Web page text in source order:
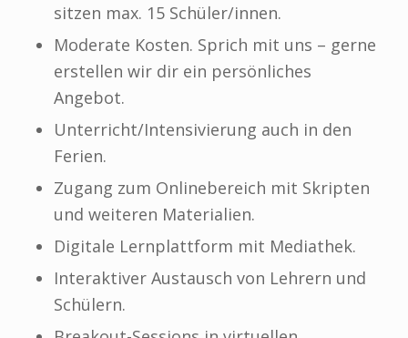
sitzen max. 15 Schüler/innen.
Moderate Kosten. Sprich mit uns – gerne
erstellen wir dir ein persönliches
Angebot.
Unterricht/Intensivierung auch in den
Ferien.
Zugang zum Onlinebereich mit Skripten
und weiteren Materialien.
Digitale Lernplattform mit Mediathek.
Interaktiver Austausch von Lehrern und
Schülern.